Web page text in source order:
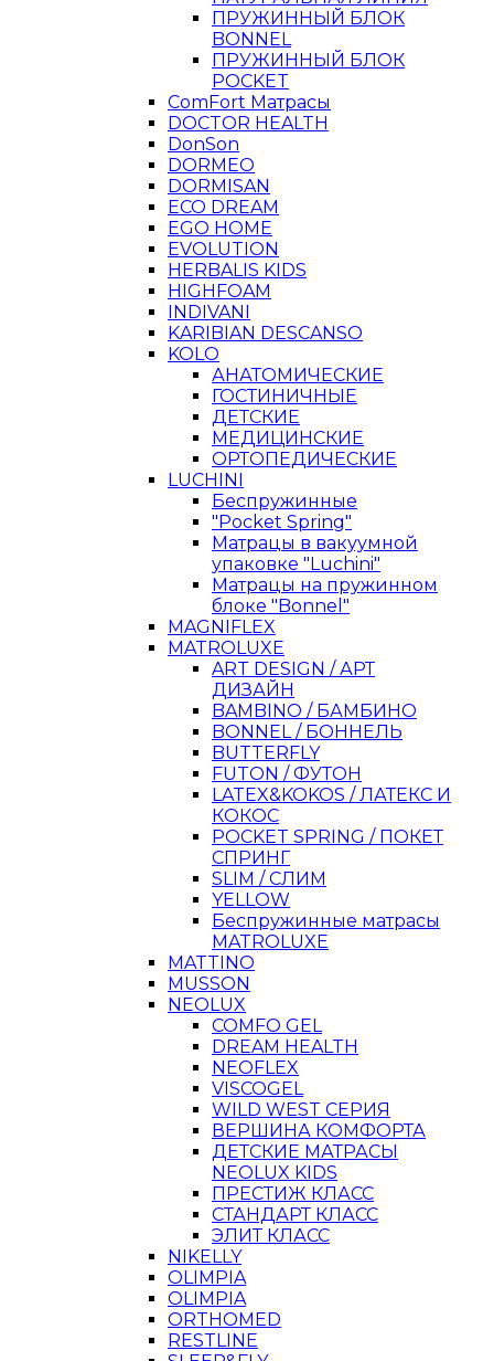
ПРУЖИННЫЙ БЛОК
BONNEL
ПРУЖИННЫЙ БЛОК
POCKET
ComFort Матрасы
DOCTOR HEALTH
DonSon
DORMEO
DORMISAN
ECO DREAM
EGO HOME
EVOLUTION
HERBALIS KIDS
HIGHFOAM
INDIVANI
KARIBIAN DESCANSO
KOLO
АНАТОМИЧЕСКИЕ
ГОСТИНИЧНЫЕ
ДЕТСКИЕ
МЕДИЦИНСКИЕ
ОРТОПЕДИЧЕСКИЕ
LUCHINI
Беспружинные
"Pocket Spring"
Матрацы в вакуумной
упаковке "Luchini"
Матрацы на пружинном
блоке "Bonnel"
MAGNIFLEX
MATROLUXE
ART DESIGN / АРТ
ДИЗАЙН
BAMBINO / БАМБИНО
BONNEL / БОННЕЛЬ
BUTTERFLY
FUTON / ФУТОН
LATEX&KOKOS / ЛАТЕКС И
КОКОС
POCKET SPRING / ПОКЕТ
СПРИНГ
SLIM / СЛИМ
YELLOW
Беспружинные матрасы
MATROLUXE
MATTINO
MUSSON
NEOLUX
COMFO GEL
DREAM HEALTH
NEOFLEX
VISCOGEL
WILD WEST СЕРИЯ
ВЕРШИНА КОМФОРТА
ДЕТСКИЕ МАТРАСЫ
NEOLUX KIDS
ПРЕСТИЖ КЛАСС
СТАНДАРТ КЛАСС
ЭЛИТ КЛАСС
NIKELLY
OLIMPIA
OLIMPIA
ORTHOMED
RESTLINE